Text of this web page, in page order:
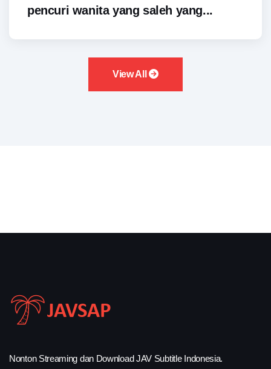
pencuri wanita yang saleh yang...
View All
Nonton Streaming dan Download JAV Subtitle Indonesia.